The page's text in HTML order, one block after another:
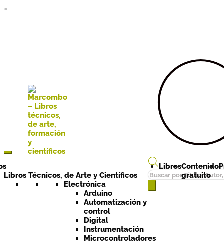
×
Búsqueda
de
Libros Técnicos, de Arte y Científicos
Electrónica
Arduino
Automatización y
control
Digital
Instrumentación
Microcontroladores
LibrosContenido
gratuito